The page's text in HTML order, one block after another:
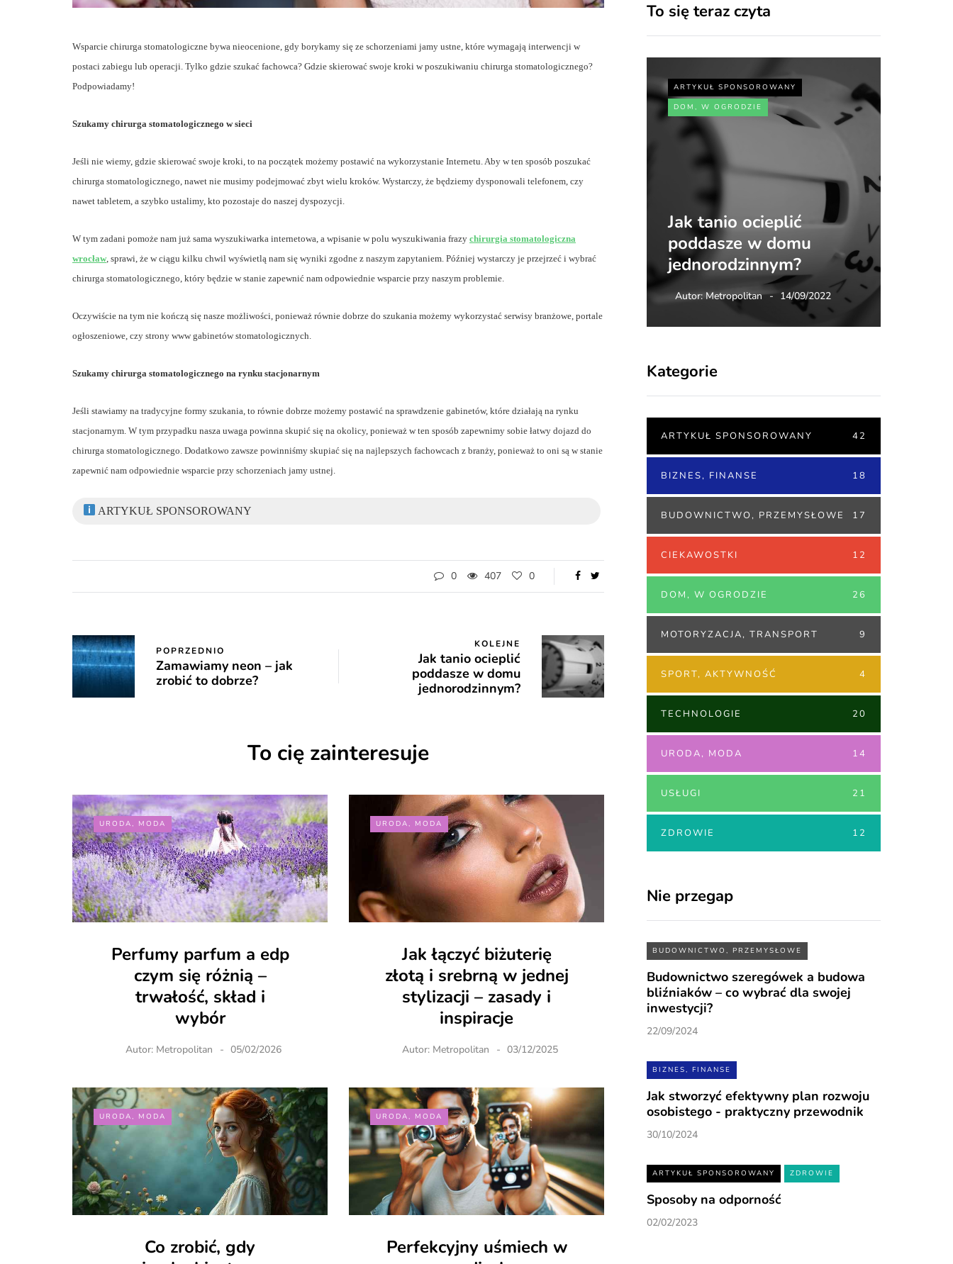
Wsparcie chirurga stomatologiczne bywa nieocenione, gdy borykamy się ze schorzeniami jamy ustne, które wymagają interwencji w
postaci zabiegu lub operacji. Tylko gdzie szukać fachowca? Gdzie skierować swoje kroki w poszukiwaniu chirurga stomatologicznego?
Podpowiadamy!
Szukamy chirurga stomatologicznego w sieci
Jeśli nie wiemy, gdzie skierować swoje kroki, to na początek możemy postawić na wykorzystanie Internetu. Aby w ten sposób poszukać
chirurga stomatologicznego, nawet nie musimy podejmować zbyt wielu kroków. Wystarczy, że będziemy dysponowali telefonem, czy
nawet tabletem, a szybko ustalimy, kto pozostaje do naszej dyspozycji.
W tym zadani pomoże nam już sama wyszukiwarka internetowa, a wpisanie w polu wyszukiwania frazy chirurgia stomatologiczna
wrocław, sprawi, że w ciągu kilku chwil wyświetlą nam się wyniki zgodne z naszym zapytaniem. Później wystarczy je przejrzeć i wybrać
chirurga stomatologicznego, który będzie w stanie zapewnić nam odpowiednie wsparcie przy naszym problemie.
Oczywiście na tym nie kończą się nasze możliwości, ponieważ równie dobrze do szukania możemy wykorzystać serwisy branżowe, portale
ogłoszeniowe, czy strony www gabinetów stomatologicznych.
Szukamy chirurga stomatologicznego na rynku stacjonarnym
Jeśli stawiamy na tradycyjne formy szukania, to równie dobrze możemy postawić na sprawdzenie gabinetów, które działają na rynku
stacjonarnym. W tym przypadku nasza uwaga powinna skupić się na okolicy, ponieważ w ten sposób zapewnimy sobie łatwy dojazd do
chirurga stomatologicznego. Dodatkowo zawsze powinniśmy skupiać się na najlepszych fachowcach z branży, ponieważ to oni są w stanie
zapewnić nam odpowiednie wsparcie przy schorzeniach jamy ustnej.
ARTYKUŁ SPONSOROWANY
0 407 0
POPRZEDNIO
Zamawiamy neon – jak
zrobić to dobrze?
KOLEJNE
Jak tanio ocieplić
poddasze w domu
jednorodzinnym?
To cię zainteresuje
URODA, MODA
Perfumy parfum a edp
czym się różnią –
trwałość, skład i
wybór
Autor: Metropolitan 05/02/2026
URODA, MODA
Jak łączyć biżuterię
złotą i srebrną w jednej
stylizacji – zasady i
inspiracje
Autor: Metropolitan 03/12/2025
URODA, MODA
Co zrobić, gdy
URODA, MODA
Perfekcyjny uśmiech w
To się teraz czyta
poprawę wyglądu
swoich piersi
zdrowego stylu życia
dla seniorów
ARTYKUŁ SPONSOROWANY
DOM, W OGRODZIE
Jak tanio ocieplić
poddasze w domu
jednorodzinnym?
Autor: Metropolitan 14/09/2022
Kategorie
ARTYKUŁ SPONSOROWANY 42
BIZNES, FINANSE 18
BUDOWNICTWO, PRZEMYSŁOWE 17
CIEKAWOSTKI 12
DOM, W OGRODZIE 26
MOTORYZACJA, TRANSPORT 9
SPORT, AKTYWNOŚĆ 4
TECHNOLOGIE 20
URODA, MODA 14
USŁUGI 21
ZDROWIE 12
Nie przegap
BUDOWNICTWO, PRZEMYSŁOWE
Budownictwo szeregówek a budowa
bliźniaków – co wybrać dla swojej
inwestycji?
22/09/2024
BIZNES, FINANSE
Jak stworzyć efektywny plan rozwoju
osobistego - praktyczny przewodnik
30/10/2024
ARTYKUŁ SPONSOROWANY ZDROWIE
Sposoby na odporność
02/02/2023